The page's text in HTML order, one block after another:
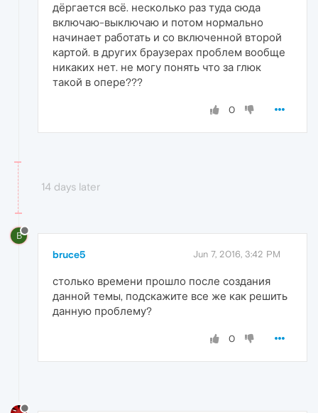
дёргается всё. несколько раз туда сюда
включаю-выключаю и потом нормально
начинает работать и со включенной второй
картой. в других браузерах проблем вообще
никаких нет. не могу понять что за глюк
такой в опере???
0
14 days later
B
bruce5 Jun 7, 2016, 3:42 PM
столько времени прошло после создания
данной темы, подскажите все же как решить
данную проблему?
0